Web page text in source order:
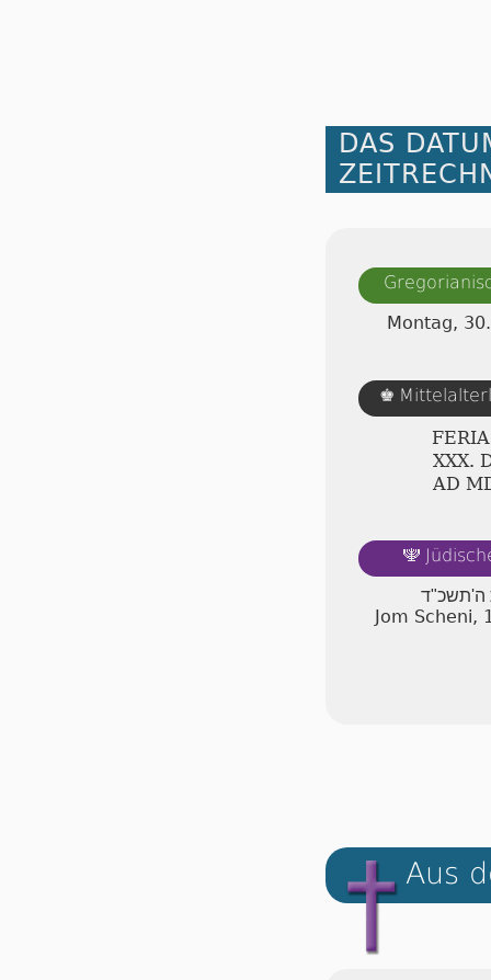
DAS
Montag,
♚
ⅩⅩⅩ.
AD
🕎
ה'תשכ"ד
Jom Scheni,
Aus